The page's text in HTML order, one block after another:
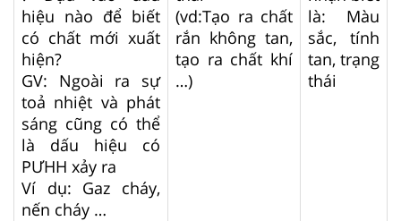
hiệu nào để biết
có chất mới xuất
hiện?
GV: Ngoài ra sự
toả nhiệt và phát
sáng cũng có thể
là dấu hiệu có
PƯHH xảy ra
Ví dụ: Gaz cháy,
nến cháy …
(vd:Tạo ra chất
rắn không tan,
tạo ra chất khí
…)
là: Màu
sắc, tính
tan, trạng
thái